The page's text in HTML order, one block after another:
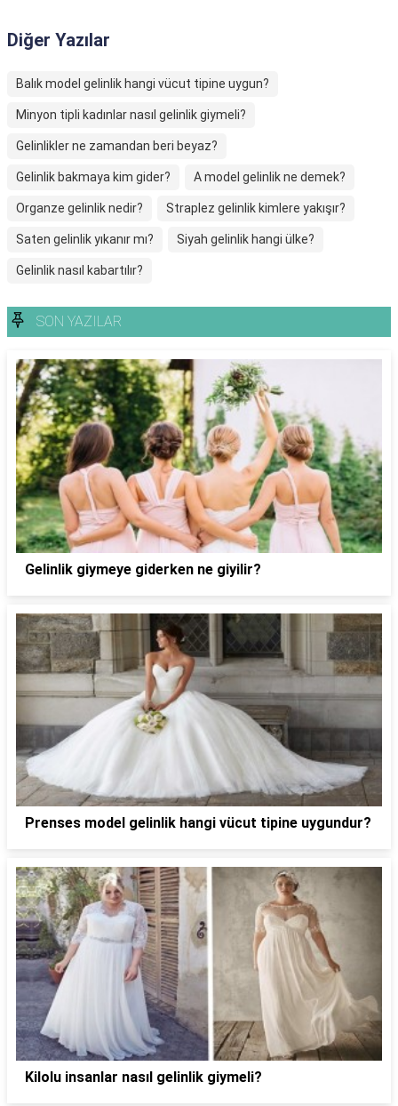
Diğer Yazılar
Balık model gelinlik hangi vücut tipine uygun?
Minyon tipli kadınlar nasıl gelinlik giymeli?
Gelinlikler ne zamandan beri beyaz?
Gelinlik bakmaya kim gider? A model gelinlik ne demek?
Organze gelinlik nedir? Straplez gelinlik kimlere yakışır?
Saten gelinlik yıkanır mı? Siyah gelinlik hangi ülke?
Gelinlik nasıl kabartılır?
SON YAZILAR
Gelinlik giymeye giderken ne giyilir?
Prenses model gelinlik hangi vücut tipine uygundur?
Kilolu insanlar nasıl gelinlik giymeli?